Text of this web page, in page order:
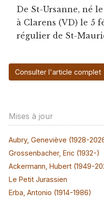
De St-Ursanne, né
à Clarens (VD) le 5
régulier de St-
Consulter l'article complet
Mises à jour
Aubry, Geneviève (1928-
Grossenbacher, Eric (1932-)
Ackermann, Hubert (1949-
Le Petit Jurassien
Erba, Antonio (1914-1986)